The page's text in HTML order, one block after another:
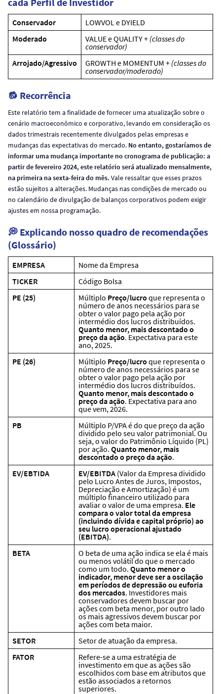
Conservador
LOWVOL e DYIELD
Moderado
VALUE e QUALITY + (classes do
conservador)
Arrojado/Agressivo
GROWTH e MOMENTUM + (classes do
conservador/moderado)
🔂 Recorrência
Este relatório tem a finalidade de fornecer uma atualização sobre o
cenário macroeconômico e corporativo, levando em consideração os
dados trimestrais recentemente divulgados pelas empresas e
mudanças das expectativas do mercado. No entanto, gostaríamos de
informar uma mudança importante no cronograma de publicação: a
partir de fevereiro 2024, este relatório será atualizado mensalmente,
na primeira na sexta-feira do mês. Vale ressaltar que esses prazos
estão sujeitos a alterações. Mudanças nas condições de mercado ou
no calendário de divulgação de balanços corporativos podem exigir
ajustes em nossa programação.
💭 Explicando nosso quadro de recomendações
(Glossário)
EMPRESA
Nome da Empresa
TICKER
Código Bolsa
PE (25)
Múltiplo Preço/lucro que representa o
número de anos necessários para se
obter o valor pago pela ação por
intermédio dos lucros distribuídos.
Quanto menor, mais descontado o
preço da ação. Expectativa para este
ano, 2025.
PE (26)
Múltiplo Preço/lucro que representa o
número de anos necessários para se
obter o valor pago pela ação por
intermédio dos lucros distribuídos.
Quanto menor, mais descontado o
preço da ação. Expectativa para ano
que vem, 2026.
PB
Múltiplo P/VPA é do que preço da ação
dividido pelo seu valor patrimonial. Ou
seja, o valor do Patrimônio Líquido (PL)
por ação. Quanto menor, mais
descontado o preço da ação.
EV/EBTIDA
EV/EBITDA (Valor da Empresa dividido
pelo Lucro Antes de Juros, Impostos,
Depreciação e Amortização) é um
múltiplo financeiro utilizado para
avaliar o valor de uma empresa. Ele
compara o valor total da empresa
(incluindo dívida e capital próprio) ao
seu lucro operacional ajustado
(EBITDA).
BETA
O beta de uma ação indica se ela é mais
ou menos volátil do que o mercado
como um todo. Quanto menor o
indicador, menor deve ser a oscilação
em períodos de depressão ou euforia
dos mercados. Investidores mais
conservadores devem buscar por
ações com beta menor, por outro lado
os mais agressivos devem buscar por
ações com beta maior.
SETOR
Setor de atuação da empresa.
FATOR
Refere-se a uma estratégia de
investimento em que as ações são
escolhidos com base em atributos que
estão associados a retornos
superiores.